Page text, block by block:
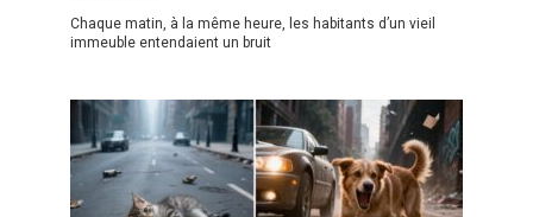
Chaque matin, à la même heure, les habitants d’un vieil
immeuble entendaient un bruit